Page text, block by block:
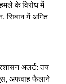
के विरोध में
सिवान में अमित
अलर्ट: तय
अफवाह फैलाने